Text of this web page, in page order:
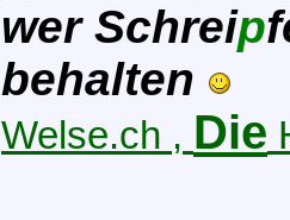
wer Schreip
behalten
Welse.ch , Die